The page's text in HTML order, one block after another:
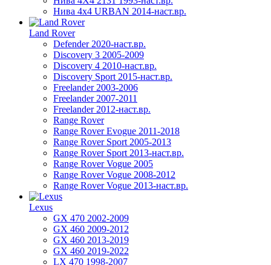
Нива 4х4 URBAN 2014-наст.вр.
Land Rover
Defender 2020-наст.вр.
Discovery 3 2005-2009
Discovery 4 2010-наст.вр.
Discovery Sport 2015-наст.вр.
Freelander 2003-2006
Freelander 2007-2011
Freelander 2012-наст.вр.
Range Rover
Range Rover Evogue 2011-2018
Range Rover Sport 2005-2013
Range Rover Sport 2013-наст.вр.
Range Rover Vogue 2005
Range Rover Vogue 2008-2012
Range Rover Vogue 2013-наст.вр.
Lexus
GX 470 2002-2009
GX 460 2009-2012
GX 460 2013-2019
GX 460 2019-2022
LX 470 1998-2007